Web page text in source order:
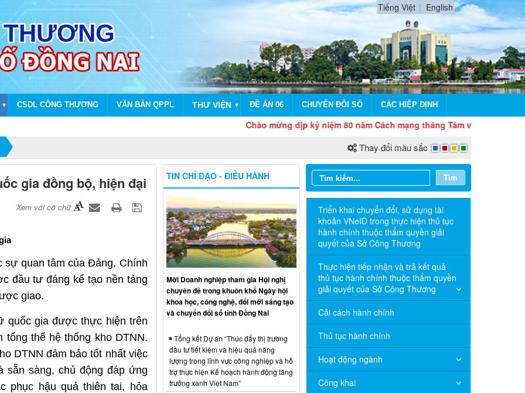
Tiếng Việt English
▼ CSDL CÔNG THƯƠNG VĂN BẢN QPPL THƯ VIỆN ▼ ĐỀ ÁN 06 CHUYỂN ĐỔI SỐ CÁC HIỆP ĐỊNH
Chào mừng dịp kỷ niệm 80 năm Cách mạng tháng Tám và Quốc khánh 2/9
Thay đổi màu sắc
gia đồng bộ, hiện đại
Xem với cỡ chữ
quan tâm của Đảng, Chính
đầu tư đáng kể tạo nền tảng
giao.
quốc gia được thực hiện trên
thể hệ thống kho DTNN.
DTNN đảm bảo tốt nhất việc
sẵn sàng, chủ động đáp ứng
phục hậu quả thiên tai, hỏa
Tìm
Triển khai chuyển đổi, sử dụng tài
khoản VNeID trong thực hiện thủ tục
hành chính thuộc thẩm quyền giải
quyết của Sở Công Thương
Thực hiện tiếp nhận và trả kết quả
thủ tục hành chính thuộc thẩm quyền
giải quyết của Sở Công Thương
Cải cách hành chính
Thủ tục hành chính
Hoạt động ngành
Công khai
TIN CHỈ ĐẠO - ĐIỀU HÀNH
Mời Doanh nghiệp tham gia Hội nghị
chuyên đề trong khuôn khổ Ngày hội
khoa học, công nghệ, đổi mới sáng tạo
và chuyển đổi số tỉnh Đồng Nai
Tổng kết Dự án “Thúc đẩy thị trường
đầu tư tiết kiệm và hiệu quả năng
lượng trong lĩnh vực công nghiệp và hỗ
trợ thực hiện Kế hoạch hành động tăng
trưởng xanh Việt Nam”